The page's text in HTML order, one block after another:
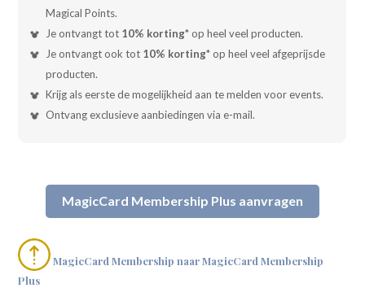
Magical Points.
Je ontvangt tot 10% korting* op heel veel producten.
Je ontvangt ook tot 10% korting* op heel veel afgeprijsde
producten.
Krijg als eerste de mogelijkheid aan te melden voor events.
Ontvang exclusieve aanbiedingen via e-mail.
MagicCard Membership Plus aanvragen
MagicCard Membership naar MagicCard Membership
Plus